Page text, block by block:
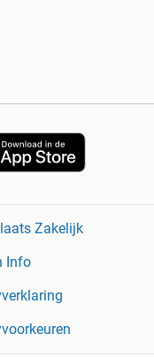
Zakelijk
Info